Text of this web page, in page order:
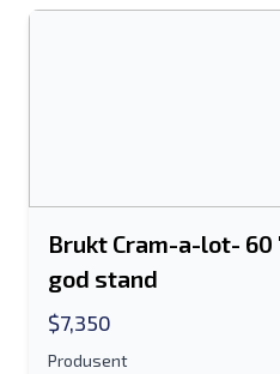
Brukt Cram-a-lot-
god stand
$7,350
Produsent